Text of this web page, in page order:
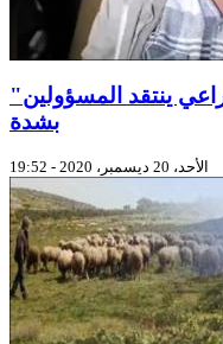
"لن أغفر لكم".. والد الشهيد الراعي ينتقد المسؤولين
بشدة
الأحد، 20 ديسمبر، 2020 - 19:52